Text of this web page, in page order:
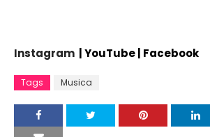
Instagram YouTube Facebook
Tags Musica